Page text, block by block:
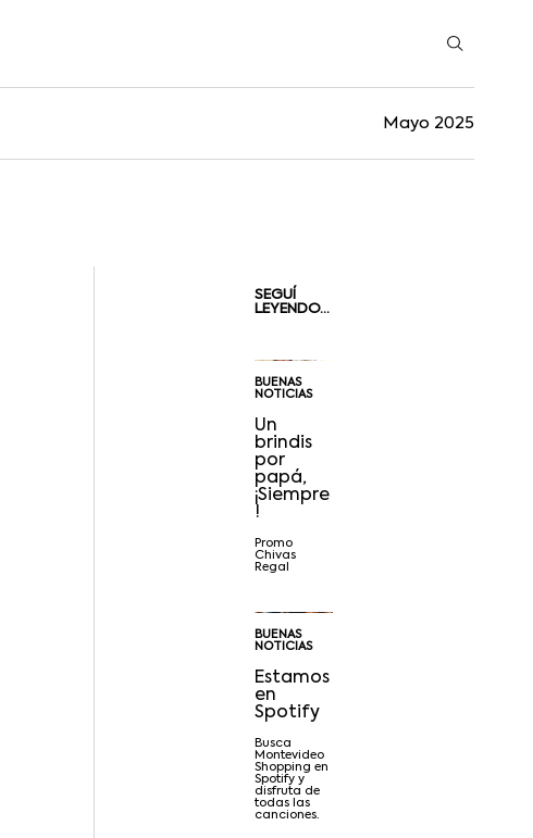
Mayo 2025
SEGUÍ
LEYENDO...
BUENAS
NOTICIAS
Un
brindis
por
papá,
¡Siempre
!
Promo
Chivas
Regal
BUENAS
NOTICIAS
Estamos
en
Spotify
Busca
Montevideo
Shopping en
Spotify y
disfruta de
todas las
canciones.